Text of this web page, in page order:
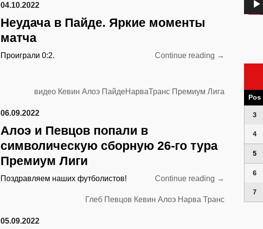
04.10.2022
Неудача в Пайде. Яркие моменты
матча
Проиграли 0:2. Continue reading “Неудача
Яркие
моменты
→
видео Кевин Алоэ ПайдеНарваТранс Премиум Лига
06.09.2022
Алоэ и Певцов попали в
символическую сборную 26-го тура
Премиум Лиги
Поздравляем наших футболистов! Continue reading “Алоэ
Певцов
→
Глеб Певцов Кевин Алоэ Нарва Транс
05.09.2022
Pos
3
4
5
6
7